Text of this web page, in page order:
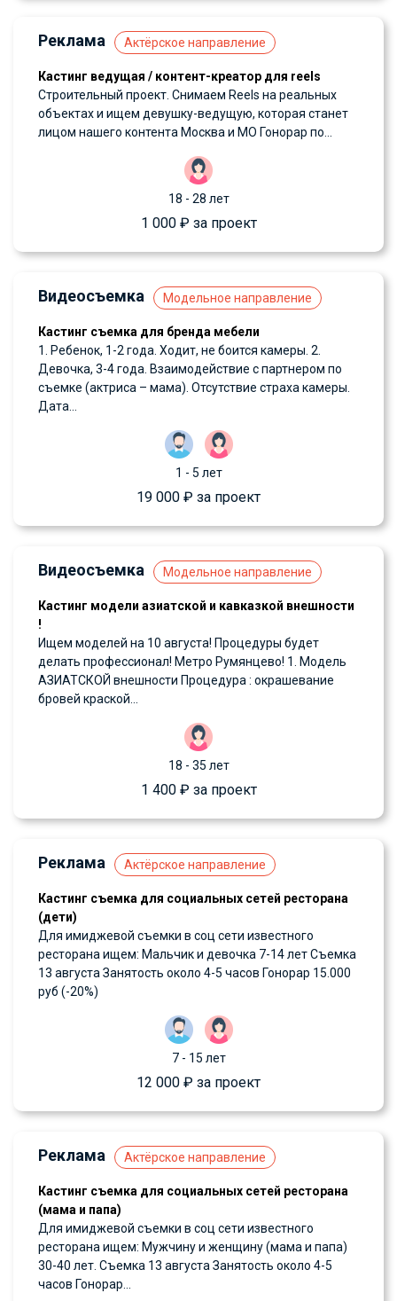
Реклама Актёрское направление
Кастинг ведущая / контент-креатор для reels
Строительный проект. Снимаем Reels на реальных
объектах и ищем девушку-ведущую, которая станет
лицом нашего контента Москва и МО Гонорар по...
18 - 28 лет
1 000 ₽ за проект
Видеосъемка Модельное направление
Кастинг съемка для бренда мебели
1. Ребенок, 1-2 года. Ходит, не боится камеры. 2.
Девочка, 3-4 года. Взаимодействие с партнером по
съемке (актриса – мама). Отсутствие страха камеры.
Дата...
1 - 5 лет
19 000 ₽ за проект
Видеосъемка Модельное направление
Кастинг модели азиатской и кавказкой внешности
!
Ищем моделей на 10 августа! Процедуры будет
делать профессионал! Метро Румянцево! 1. Модель
АЗИАТСКОЙ внешности Процедура : окрашевание
бровей краской...
18 - 35 лет
1 400 ₽ за проект
Реклама Актёрское направление
Кастинг съемка для социальных сетей ресторана
(дети)
Для имиджевой съемки в соц сети известного
ресторана ищем: Мальчик и девочка 7-14 лет Съемка
13 августа Занятость около 4-5 часов Гонорар 15.000
руб (-20%)
7 - 15 лет
12 000 ₽ за проект
Реклама Актёрское направление
Кастинг съемка для социальных сетей ресторана
(мама и папа)
Для имиджевой съемки в соц сети известного
ресторана ищем: Мужчину и женщину (мама и папа)
30-40 лет. Съемка 13 августа Занятость около 4-5
часов Гонорар...